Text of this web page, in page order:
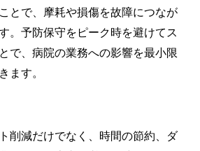
とで、摩耗や損傷を故障につなが
。予防保守をピーク時を避けてス
で、病院の業務への影響を最小限
ます。
削減だけでなく、時間の節約、ダ